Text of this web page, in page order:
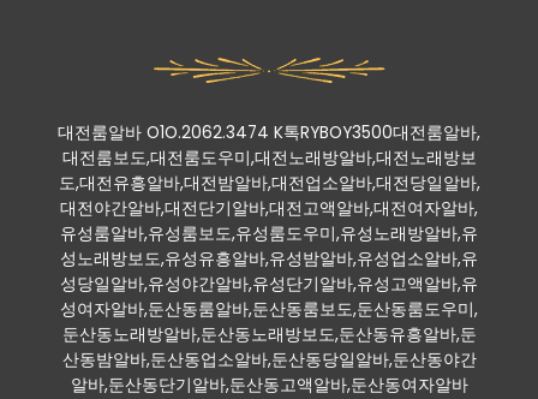
대전룸알바 O1O.2062.3474 K톡RYBOY3500대전룸알바,
대전룸보도,대전룸도우미,대전노래방알바,대전노래방보
도,대전유흥알바,대전밤알바,대전업소알바,대전당일알바,
대전야간알바,대전단기알바,대전고액알바,대전여자알바,
유성룸알바,유성룸보도,유성룸도우미,유성노래방알바,유
성노래방보도,유성유흥알바,유성밤알바,유성업소알바,유
성당일알바,유성야간알바,유성단기알바,유성고액알바,유
성여자알바,둔산동룸알바,둔산동룸보도,둔산동룸도우미,
둔산동노래방알바,둔산동노래방보도,둔산동유흥알바,둔
산동밤알바,둔산동업소알바,둔산동당일알바,둔산동야간
알바,둔산동단기알바,둔산동고액알바,둔산동여자알바